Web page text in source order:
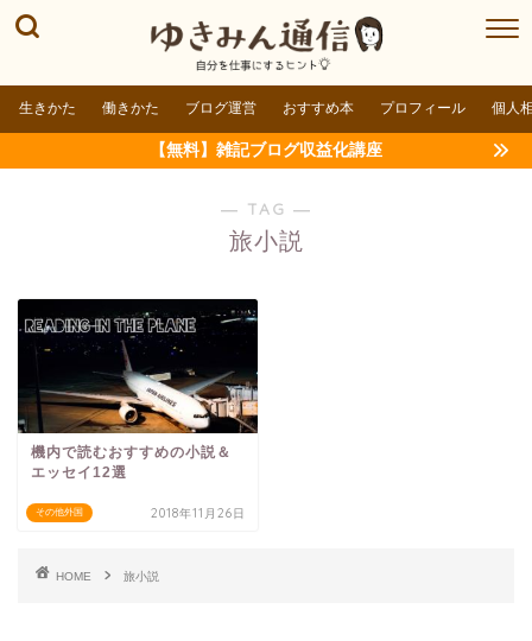
生きかた 働きかた ブログ運営 おすすめ本 プロフィール 個人
【無料】雑記ブログ収益化講座
― TAG ―
旅小説
その他外国
機内で読むおすすめの小説＆
エッセイ12選
2018年11月26日
HOME 旅小説